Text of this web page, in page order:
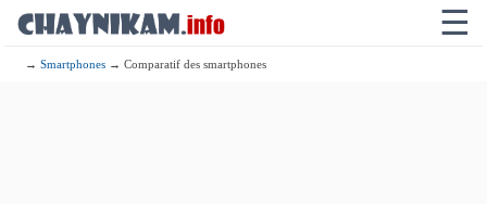
☰
→Smartphones → Comparatif des smartphones